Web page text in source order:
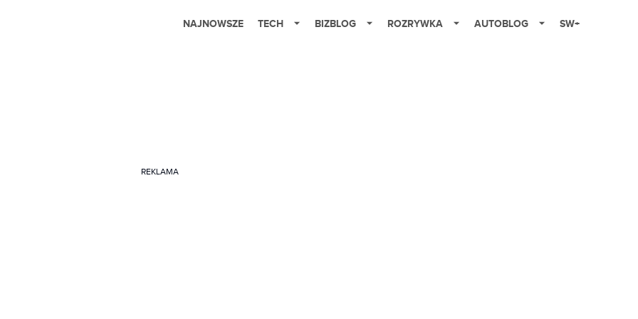
NAJNOWSZE TECH BIZBLOG ROZRYWKA AUTOBLOG SW+
REKLAMA